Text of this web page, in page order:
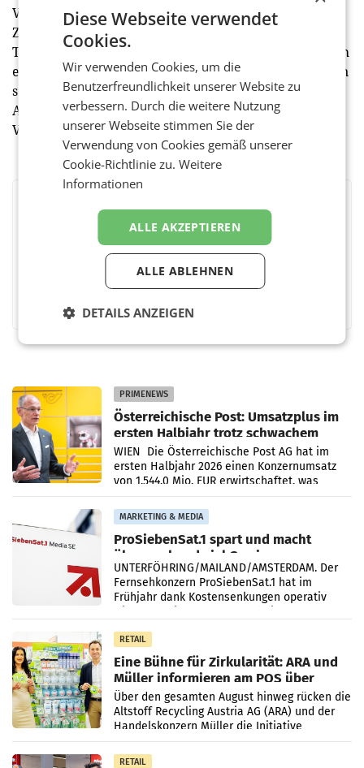
Vereinssommerfest im Innenhof der Labstelle.
Zahlreiche Gäste fanden sich bei den sommerlichen
Temperaturen zum gemeinsamen Branchenaustausch
ein. Im Rahmen der Feierlichkeiten dankte der Verein
seinen Sponsoren, darunter Hauptsponsor Goldbach
Austria, den Co-Sponsoren RMS und Teads sowie dem
Veranstaltungssponsor Ogury.
BEWERTEN SIE DIESEN ARTIKEL
TwitterMessengerWhatsAppLinkedInXING Teilen
PRIMENEWS
Österreichische Post: Umsatzplus im
ersten Halbjahr trotz schwachem
Briefgeschäft
WIEN Die Österreichische Post AG hat im
ersten Halbjahr 2026 einen Konzernumsatz
von 1.544,0 Mio. EUR erwirtschaftet, was
einem Plus von 3,8 Prozent gegenüber dem
Vergleichszeitraum
MARKETING & MEDIA
ProSiebenSat.1 spart und macht
überraschend viel Gewinn
UNTERFÖHRING/MAILAND/AMSTERDAM. Der
Fernsehkonzern ProSiebenSat.1 hat im
Frühjahr dank Kostensenkungen operativ
RETAIL
Eine Bühne für Zirkularität: ARA und
Müller informieren am POS über
Kreislauffähigkeit
Über den gesamten August hinweg rücken die
Altstoff Recycling Austria AG (ARA) und der
Handelskonzern Müller die Initiative
„Kreislauf-Helden“ in allen österreichischen
Müller-Filialen
RETAIL
Diese Webseite verwendet
Cookies.
Wir verwenden Cookies, um die
Benutzerfreundlichkeit unserer Website zu
verbessern. Durch die weitere Nutzung
unserer Webseite stimmen Sie der
Verwendung von Cookies gemäß unserer
Cookie-Richtlinie zu.Weitere
Informationen
ALLE AKZEPTIEREN
ALLE ABLEHNEN
DETAILS ANZEIGEN